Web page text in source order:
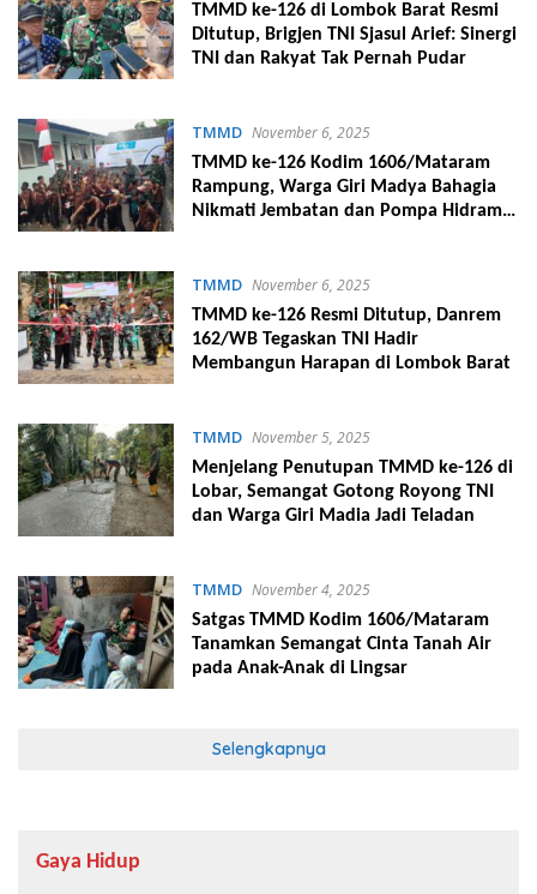
TMMD ke-126 di Lombok Barat Resmi
Ditutup, Brigjen TNI Sjasul Arief: Sinergi
TNI dan Rakyat Tak Pernah Pudar
TMMD November 6, 2025
TMMD ke-126 Kodim 1606/Mataram
Rampung, Warga Giri Madya Bahagia
Nikmati Jembatan dan Pompa Hidram
TMMD November 6, 2025
TMMD ke-126 Resmi Ditutup, Danrem
162/WB Tegaskan TNI Hadir
Membangun Harapan di Lombok Barat
TMMD November 5, 2025
Menjelang Penutupan TMMD ke-126 di
Lobar, Semangat Gotong Royong TNI
dan Warga Giri Madia Jadi Teladan
TMMD November 4, 2025
Satgas TMMD Kodim 1606/Mataram
Tanamkan Semangat Cinta Tanah Air
pada Anak-Anak di Lingsar
Selengkapnya
Gaya Hidup